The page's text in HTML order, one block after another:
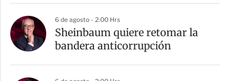
6 de agosto - 2:00 Hrs
Sheinbaum quiere retomar la
bandera anticorrupción